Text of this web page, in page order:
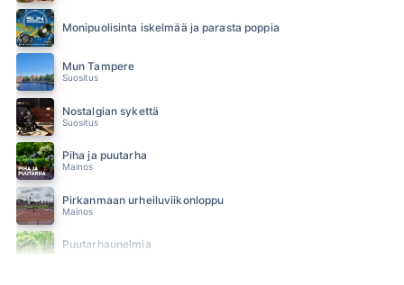
Monipuolisinta iskelmää ja parasta poppia
Mun Tampere
Suositus
Nostalgian sykettä
Suositus
Piha ja puutarha
Mainos
Pirkanmaan urheiluviikonloppu
Mainos
Puutarhaunelmia